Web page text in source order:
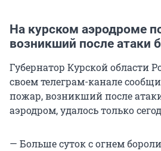
На курском аэродроме
возникший после атаки
Губернатор Курской области
своем телеграм-канале
пожар, возникший после
аэродром, удалось только
— Больше суток с огнем